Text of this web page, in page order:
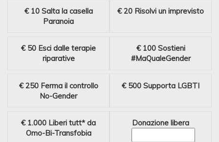
€ 10 Salta la casella
Paranoia
€ 20 Risolvi un imprevisto
€ 50 Esci dalle terapie
riparative
€ 100 Sostieni
#MaQualeGender
€ 250 Ferma il controllo
No-Gender
€ 500 Supporta LGBTI
€ 1.000 Liberi tutt* da
Omo-Bi-Transfobia
Donazione libera